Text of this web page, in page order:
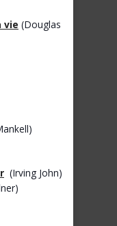
vie (Douglas
(Irving John)